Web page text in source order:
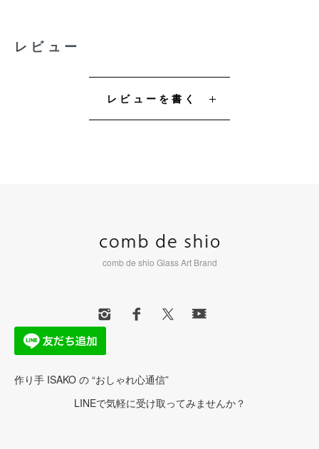
レビュー
レビューを書く
comb de shio Glass Art Brand
作り手 ISAKO の “おしゃれ心通信”
LINEで気軽に受け取ってみませんか？